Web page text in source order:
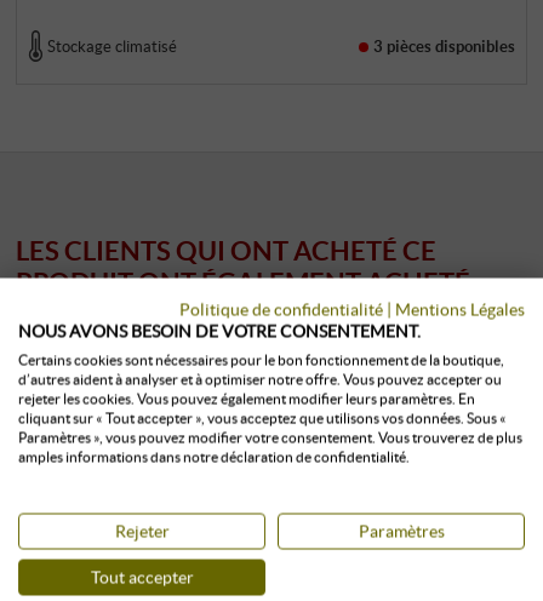
Stockage climatisé 3 pièces disponibles
LES CLIENTS QUI ONT ACHETÉ CE
PRODUIT ONT ÉGALEMENT ACHETÉ :
Politique de confidentialité | Mentions Légales
NOUS AVONS BESOIN DE VOTRE CONSENTEMENT.
Certains cookies sont nécessaires pour le bon fonctionnement de la boutique,
d’autres aident à analyser et à optimiser notre offre. Vous pouvez accepter ou
rejeter les cookies. Vous pouvez également modifier leurs paramètres. En
cliquant sur « Tout accepter », vous acceptez que utilisons vos données. Sous «
Paramètres », vous pouvez modifier votre consentement. Vous trouverez de plus
amples informations dans notre déclaration de confidentialité.
Rejeter Paramètres
Tout accepter